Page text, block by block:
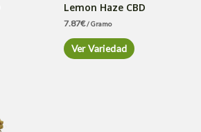
Lemon Haze CBD
7.87€/ Gramo
Ver Variedad